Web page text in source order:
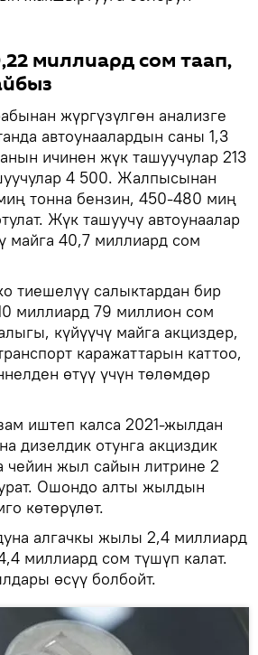
миллиард сом таап,
жүргүзүлгөн анализге
автоунаалардын саны 1,3
ичинен жүк ташуучулар 213
4 500. Жалпысынан
тонна бензин, 450-480 миң
Жүк ташуучу автоунаалар
майга 40,7 миллиард сом
тиешелүү салыктардан бир
миллиард 79 миллион сом
күйүүчү майга акциздер,
каражаттарын каттоо,
өтүү үчүн төлөмдөр
иштеп калса 2021-жылдан
дизелдик отунга акциздик
чейин жыл сайын литрине 2
Ошондо алты жылдын
көтөрүлөт.
алгачкы жылы 2,4 миллиард
миллиард сом түшүп калат.
өсүү болбойт.